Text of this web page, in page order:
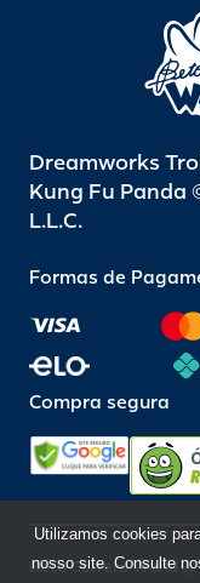
Dreamworks
Kung Fu Panda
L.L.C.
Formas de
Compra segura
Beto Carrero World
Utilizamos cookies
nosso site. Consulte